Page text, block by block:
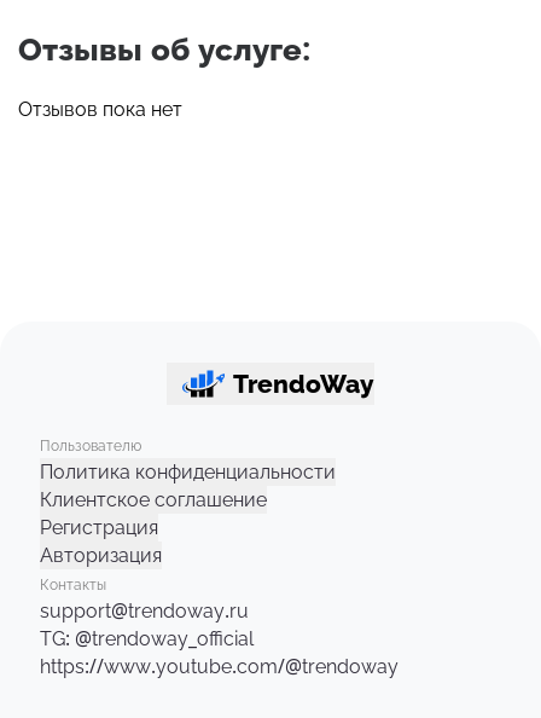
Отзывы об услуге:
Отзывов пока нет
TrendoWay
Пользователю
Политика конфиденциальности
Клиентское соглашение
Регистрация
Авторизация
Контакты
support@trendoway.ru
TG: @trendoway_official
https://www.youtube.com/@trendoway